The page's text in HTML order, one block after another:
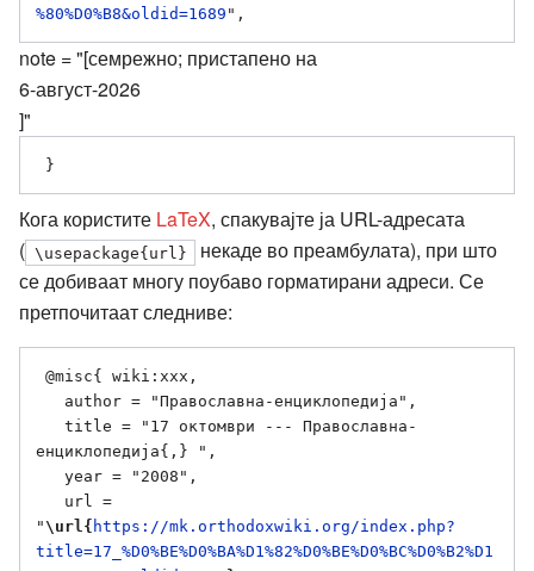
%80%D0%B8&oldid=1689
note = "[семрежно; пристапено на
6-август-2026
]"
Кога користите LaTeX, спакувајте ја URL-адресата
( \usepackage{url}
некаде во преамбулата), при што
се добиваат многу поубаво горматирани адреси. Се
претпочитаат следниве:
енциклопедија{,} ",
" \url{ https://mk.orthodoxwiki.org/index.php?
title=17_%D0%BE%D0%BA%D1%82%D0%BE%D0%BC%D0%B2%D1